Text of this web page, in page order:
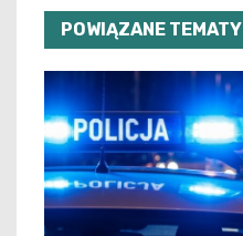
POWIĄZANE TEMATY